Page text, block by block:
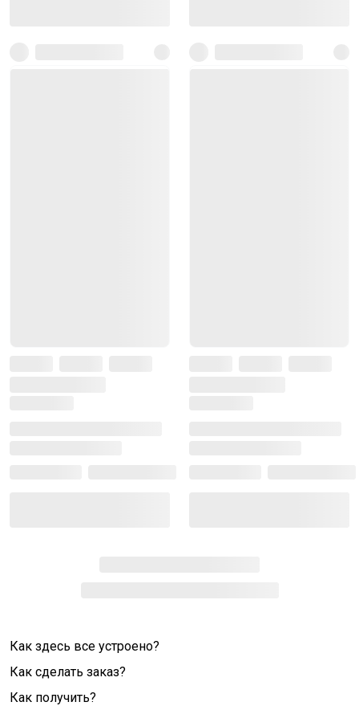
Как здесь все устроено?
Как сделать заказ?
Как получить?